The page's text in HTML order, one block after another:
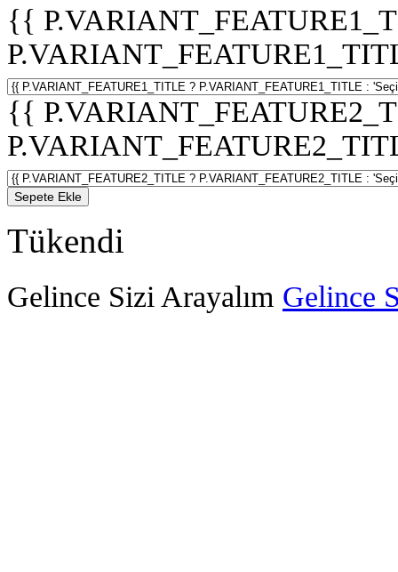
{{
{{
Sepete Ekle
Tükendi
Gelince Sizi Arayalım Gelince